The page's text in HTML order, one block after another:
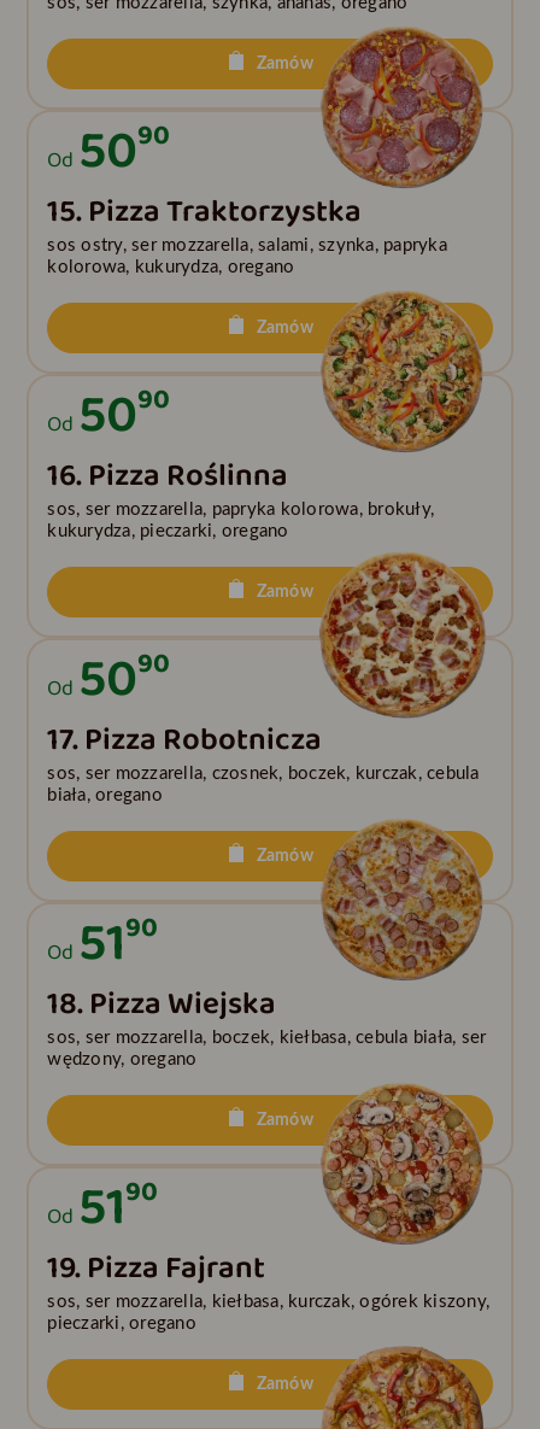
Zamów
Od 5090
15. Pizza Traktorzystka
sos ostry, ser mozzarella, salami, szynka, papryka
kolorowa, kukurydza, oregano
Zamów
Od 5090
16. Pizza Roślinna
sos, ser mozzarella, papryka kolorowa, brokuły,
kukurydza, pieczarki, oregano
Zamów
Od 5090
17. Pizza Robotnicza
sos, ser mozzarella, czosnek, boczek, kurczak, cebula
biała, oregano
Zamów
Od 5190
18. Pizza Wiejska
sos, ser mozzarella, boczek, kiełbasa, cebula biała, ser
wędzony, oregano
Zamów
Od 5190
19. Pizza Fajrant
sos, ser mozzarella, kiełbasa, kurczak, ogórek kiszony,
pieczarki, oregano
Zamów